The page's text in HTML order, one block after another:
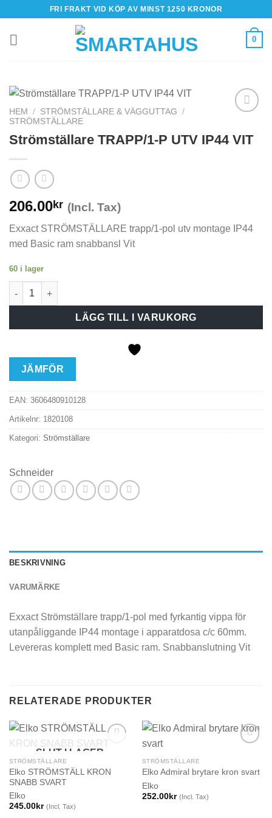
content
FRI FRAKT VID KÖP AV MINST 1250 KRONOR
0
HEM / STRÖMSTÄLLARE & VÄGGUTTAG
/
STRÖMSTÄLLARE
Strömställare TRAPP/1-P UTV IP44 VIT
206.00kr (Incl. Tax)
Exxact STRÖMSTÄLLARE trapp/1-pol utv montage IP44
med Basic ram snabbansl Vit
60 i lager
Strömställare TRAPP/1-P UTV IP44 VIT mängd
LÄGG TILL I VARUKORG
JÄMFÖR
EAN: 3606480910128
Artikelnr: 1820108
Kategori: Strömställare
Schneider
BESKRIVNING
VARUMÄRKE
Exxact Strömställare trapp/1-pol med fyrkantig vippa för
utanpåliggande IP44 montage i apparatdosa c/c 60mm.
Levereras komplett med Basic ram. Snabbanslutning Vit
RELATERADE PRODUKTER
SLUT I LAGER
STRÖMSTÄLLARE
Elko STRÖMSTÄLL KRON
SNABB SVART
Elko
245.00kr (Incl. Tax)
STRÖMSTÄLLARE
Elko Admiral brytare kron svart
Elko
252.00kr (Incl. Tax)